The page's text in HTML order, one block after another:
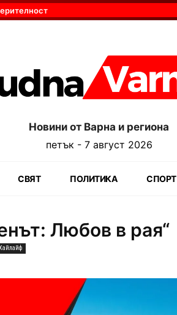
Новини от Варна и региона
петък - 7 август 2026
СВЯТ ПОЛИТИКА СПОРТ
Любов в рая“